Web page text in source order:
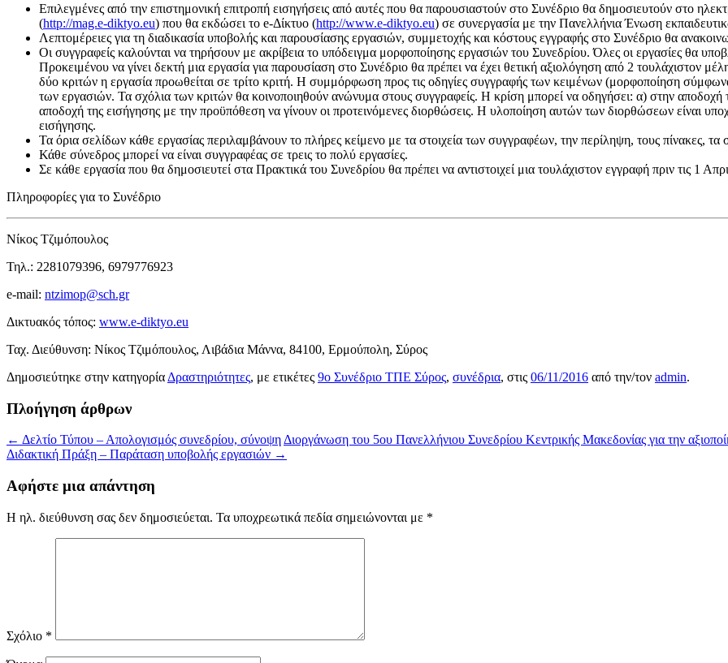
Επιλεγμένες από την επιστημονική επιτροπή εισηγήσεις από αυτές που θα παρουσιαστούν στο Συνέδριο θα δημοσιευτούν στο
(http://mag.e-diktyo.eu) που θα εκδώσει το e-Δίκτυο (http://www.e-diktyo.eu) σε συνεργασία με την Πανελλήνια Ένωση
Λεπτομέρειες για τη διαδικασία υποβολής και παρουσίασης εργασιών, συμμετοχής και κόστους εγγραφής στο Συνέδριο θα
Οι συγγραφείς καλούνται να τηρήσουν με ακρίβεια το υπόδειγμα μορφοποίησης εργασιών του Συνεδρίου. Όλες οι εργασίες θα
Προκειμένου να γίνει δεκτή μια εργασία για παρουσίαση στο Συνέδριο θα πρέπει να έχει θετική αξιολόγηση από 2 τουλάχιστον
δύο κριτών η εργασία προωθείται σε τρίτο κριτή. Η συμμόρφωση προς τις οδηγίες συγγραφής των κειμένων (μορφοποίηση
των εργασιών. Τα σχόλια των κριτών θα κοινοποιηθούν ανώνυμα στους συγγραφείς. Η κρίση μπορεί να οδηγήσει: α) στην αποδοχή
αποδοχή της εισήγησης με την προϋπόθεση να γίνουν οι προτεινόμενες διορθώσεις. Η υλοποίηση αυτών των διορθώσεων είναι
εισήγησης.
Τα όρια σελίδων κάθε εργασίας περιλαμβάνουν το πλήρες κείμενο με τα στοιχεία των συγγραφέων, την περίληψη, τους πίνακες, τα
Κάθε σύνεδρος μπορεί να είναι συγγραφέας σε τρεις το πολύ εργασίες.
Σε κάθε εργασία που θα δημοσιευτεί στα Πρακτικά του Συνεδρίου θα πρέπει να αντιστοιχεί μια τουλάχιστον εγγραφή πριν τις 1
Πληροφορίες για το Συνέδριο
Νίκος Τζιμόπουλος
Τηλ.: 2281079396, 6979776923
e-mail: ntzimop@sch.gr
Δικτυακός τόπος: www.e-diktyo.eu
Ταχ. Διεύθυνση: Νίκος Τζιμόπουλος, Λιβάδια Μάννα, 84100, Ερμούπολη, Σύρος
Δημοσιεύτηκε στην κατηγορία Δραστηριότητες, με ετικέτες 9ο Συνέδριο ΤΠΕ Σύρος, συνέδρια, στις 06/11/2016 από την/τον admin.
Πλοήγηση άρθρων
← Δελτίο Τύπου – Απολογισμός συνεδρίου, σύνοψη Διοργάνωση του 5ου Πανελλήνιου Συνεδρίου Κεντρικής Μακεδονίας για την
Διδακτική Πράξη – Παράταση υποβολής εργασιών →
Αφήστε μια απάντηση
Η ηλ. διεύθυνση σας δεν δημοσιεύεται. Τα υποχρεωτικά πεδία σημειώνονται με *
Σχόλιο *